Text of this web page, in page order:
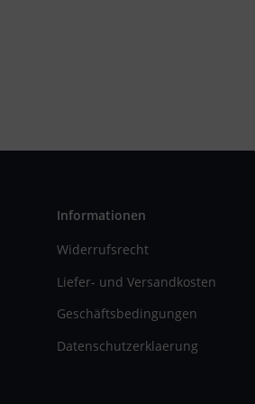
Informationen
Widerrufsrecht
Liefer- und Versandkosten
Geschäftsbedingungen
Datenschutzerklaerung